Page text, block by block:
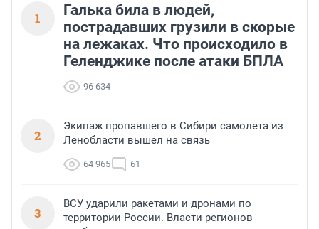
1
Галька била в людей,
пострадавших грузили в скорые
на лежаках. Что происходило в
Геленджике после атаки БПЛА
96 634
2
Экипаж пропавшего в Сибири самолета из
Ленобласти вышел на связь
64 965 61
3
ВСУ ударили ракетами и дронами по
территории России. Власти регионов